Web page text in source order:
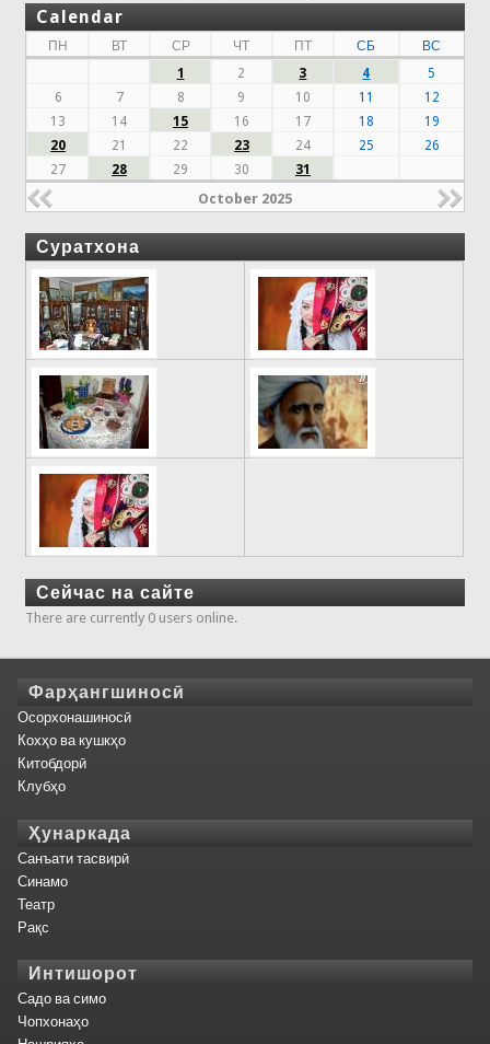
Calendar
ПН ВТ СР ЧТ ПТ СБ
ВС
1
2 3 4
5
6
7 8 9 10 11
12
13
14 15 16 17 18
19
20
21 22 23 24 25
26
27
28 29 30 31
October 2025
Суратхона
Сейчас на сайте
There are currently 0 users online.
Фарҳангшиносӣ
Осорхонашиносӣ
Кохҳо ва кушкҳо
Китобдорӣ
Клубҳо
Ҳунаркада
Санъати тасвирӣ
Синамо
Театр
Рақс
Интишорот
Садо ва симо
Чопхонаҳо